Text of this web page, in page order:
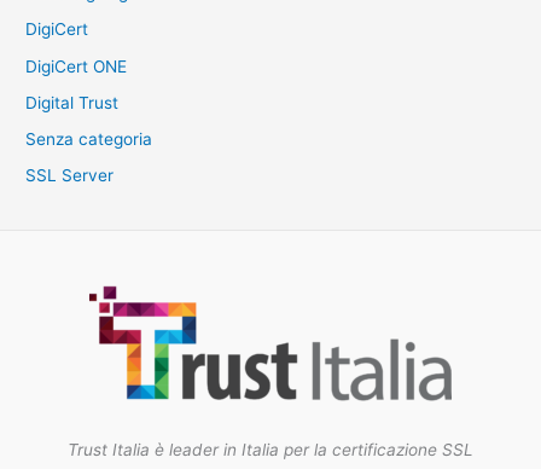
DigiCert
DigiCert ONE
Digital Trust
Senza categoria
SSL Server
Trust Italia è leader in Italia per la certificazione SSL